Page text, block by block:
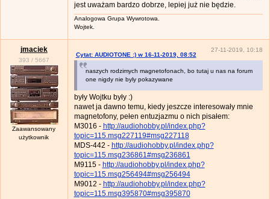
jest uważam bardzo dobrze, lepiej już nie będzie.
Analogowa Grupa Wywrotowa.
Wojtek.
jmaciek
393 / 5667
Zaawansowany
użytkownik
27-11-2019, 10:18
Cytat: AUDIOTONE :) w 16-11-2019, 08:52
naszych rodzimych magnetofonach, bo tutaj u nas na forum
one nigdy nie byly pokazywane
były Wojtku były :)
nawet ja dawno temu, kiedy jeszcze interesowały mnie
magnetofony, pełen entuzjazmu o nich pisałem:
M3016 - http://audiohobby.pl/index.php?
topic=115.msg227119#msg227118
MDS-442 - http://audiohobby.pl/index.php?
topic=115.msg236861#msg236861
M9115 - http://audiohobby.pl/index.php?
topic=115.msg256494#msg256494
M9012 - http://audiohobby.pl/index.php?
topic=115.msg395870#msg395870